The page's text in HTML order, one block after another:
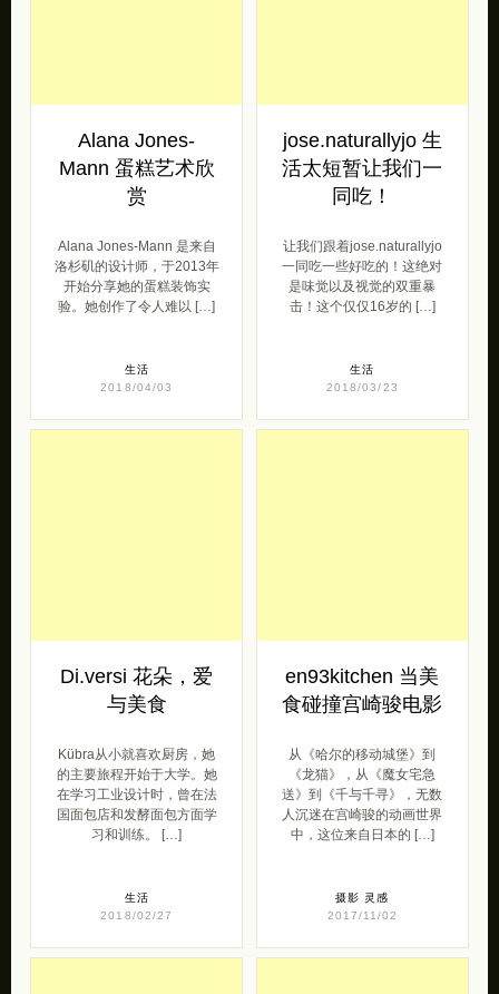
Alana Jones-
Mann 蛋糕艺术欣
赏
Alana Jones-Mann 是来自
洛杉矶的设计师，于2013年
开始分享她的蛋糕装饰实
验。她创作了令人难以 […]
生活
2018/04/03
jose.naturallyjo 生
活太短暂让我们一
同吃！
让我们跟着jose.naturallyjo
一同吃一些好吃的！这绝对
是味觉以及视觉的双重暴
击！这个仅仅16岁的 […]
生活
2018/03/23
Di.versi 花朵，爱
与美食
Kübra从小就喜欢厨房，她
的主要旅程开始于大学。她
在学习工业设计时，曾在法
国面包店和发酵面包方面学
习和训练。 […]
生活
2018/02/27
en93kitchen 当美
食碰撞宫崎骏电影
从《哈尔的移动城堡》到
《龙猫》，从《魔女宅急
送》到《千与千寻》，无数
人沉迷在宫崎骏的动画世界
中，这位来自日本的 […]
摄影 灵感
2017/11/02